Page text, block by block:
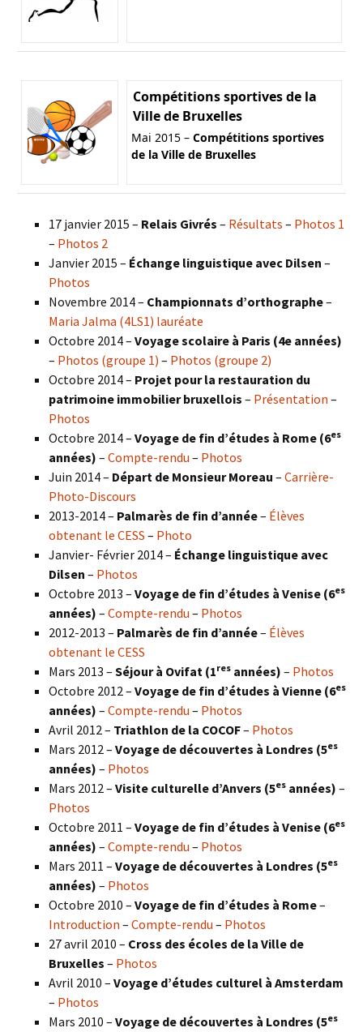
Compétitions sportives de la
Ville de Bruxelles
Mai 2015 – Compétitions sportives
de la Ville de Bruxelles
17 janvier 2015 – Relais Givrés – Résultats – Photos 1
– Photos 2
Janvier 2015 – Échange linguistique avec Dilsen –
Photos
Novembre 2014 – Championnats d’orthographe–
Maria Jalma (4LS1) lauréate
Octobre 2014 – Voyage scolaire à Paris (4e années)
– Photos (groupe 1) – Photos (groupe 2)
Octobre 2014 – Projet pour la restauration du
patrimoine immobilier bruxellois – Présentation –
Photos
Octobre 2014 – Voyage de fin d’études à Rome (6es
années) – Compte-rendu – Photos
Juin 2014 – Départ de Monsieur Moreau – Carrière-
Photo-Discours
2013-2014 – Palmarès de fin d’année– Élèves
obtenant le CESS – Photo
Janvier- Février 2014 – Échange linguistique avec
Dilsen – Photos
Octobre 2013 – Voyage de fin d’études à Venise (6es
années) – Compte-rendu – Photos
2012-2013 – Palmarès de fin d’année– Élèves
obtenant le CESS
Mars 2013 – Séjour à Ovifat (1res années) – Photos
Octobre 2012 – Voyage de fin d’études à Vienne (6es
années) – Compte-rendu – Photos
Avril 2012 – Triathlon de la COCOF– Photos
Mars 2012 – Voyage de découvertes à Londres (5es
années) – Photos
Mars 2012 – Visite culturelle d’Anvers (5es années) –
Photos
Octobre 2011 – Voyage de fin d’études à Venise (6es
années) – Compte-rendu – Photos
Mars 2011 – Voyage de découvertes à Londres (5es
années) – Photos
Octobre 2010 – Voyage de fin d’études à Rome–
Introduction – Compte-rendu – Photos
27 avril 2010 – Cross des écoles de la Ville de
Bruxelles – Photos
Avril 2010 – Voyage d’études culturel à Amsterdam
– Photos
Mars 2010 – Voyage de découvertes à Londres (5es